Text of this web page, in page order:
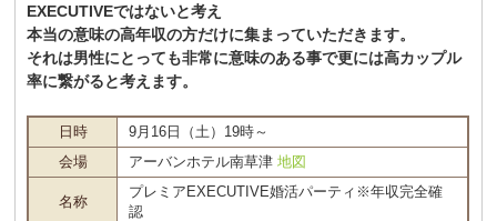
EXECUTIVEではないと考え
本当の意味の高年収の方だけに集まっていただきます。
それは男性にとっても非常に意味のある事で更には高カップル
率に繋がると考えます。
日時
9月16日（土）19時～
会場
アーバンホテル南草津地図
名称
プレミアEXECUTIVE婚活パーティ※年収完全確
認